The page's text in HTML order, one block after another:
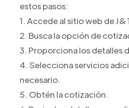
estos pasos:
1. Accede al sitio web de
2. Busca la opción de
3. Proporciona los detalles
4. Selecciona servicios
necesario.
5. Obtén la cotización.